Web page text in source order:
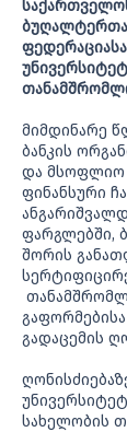
მიმდინარე
ბანკის
და მსოფლიო
ფინანსური
ფარგლებში,
შორის
გადაცემის
სახელობის